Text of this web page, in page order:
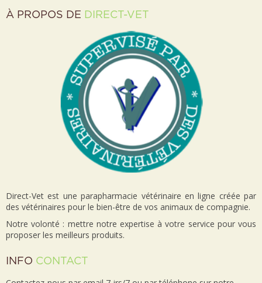
À PROPOS DE DIRECT-VET
Direct-Vet est une parapharmacie vétérinaire en ligne créée par
des vétérinaires pour le bien-être de vos animaux de compagnie.
Notre volonté : mettre notre expertise à votre service pour vous
proposer les meilleurs produits.
INFO CONTACT